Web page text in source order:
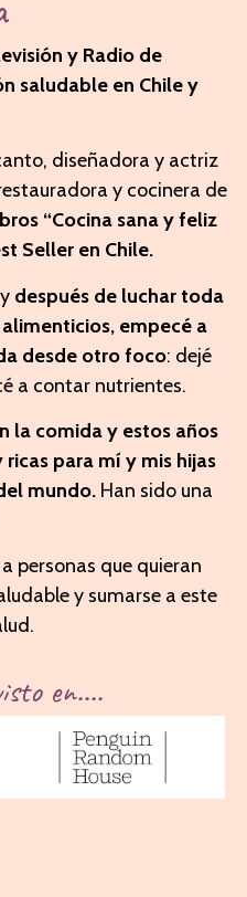
y Radio de
saludable en Chile y
diseñadora y actriz
y cocinera de
“Cocina sana y feliz
Seller en Chile.
después de luchar toda
empecé a
desde otro foco: dejé
a contar nutrientes.
la comida y estos años
para mí y mis hijas
mundo. Han sido una
personas que quieran
y sumarse a este
en....